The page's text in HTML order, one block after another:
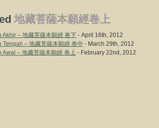
地藏菩薩本願經卷上
– 地藏菩薩本願經 卷下 - April 16th, 2012
– 地藏菩薩本願經 卷中 - March 29th, 2012
– 地藏菩薩本願經 卷上 - February 22nd, 2012